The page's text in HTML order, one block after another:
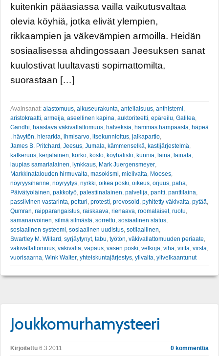
kuitenkin pääasiassa vailla vaikutusvaltaa
olevia köyhiä, jotka elivät ylempien,
rikkaampien ja väkevämpien armoilla. Heidän
sosiaalisessa ahdingossaan Jeesuksen sanat
kuulostivat luultavasti sopimattomilta,
suorastaan […]
Avainsanat: alastomuus, alkuseurakunta, anteliaisuus, anthistemi,
aristokraatti, armeija, aseellinen kapina, auktoriteetti, epäreilu, Galilea,
Gandhi, haastava väkivallattomuus, halveksia, hammas hampaasta, häpeä
, hävytön, hierarkia, ihmisarvo, itsekunnioitus, jalkapartio,
James B. Pritchard , Jeesus, Jumala, kämmenselkä, kastijärjestelmä,
katkeruus, kerjäläinen, korko, kosto, köyhälistö, kunnia, laina, lainata,
laupias samarialainen, lynkkaus, Mark Juergensmeyer,
Markkinatalouden hirmuvalta, masokismi, mielivalta, Mooses,
nöyryysihanne, nöyryytys, nyrkki, oikea poski, oikeus, orjuus, paha,
Päivätyöläinen, pakkotyö, palestiinalainen, palvelija, pantti, panttilaina,
passiivinen vastarinta, petturi, protesti, provosoid , pyhitetty väkivalta, pytää,
Qumran, raipparangaistus, raiskaava, rienaava, roomalaiset, ruotu,
samanarvoinen, silmä silmästä, sorrettu, sosiaalinen status,
sosiaalinen systeemi, sosiaalinen uudistus, sotilaallinen,
Swartley M. Willard , syrjäytynyt, tabu, työtön, väkivallattomuuden periaate,
väkivallattomuus, väkivalta, vapaus, vasen poski, velkoja, viha, viitta, virsta,
vuorisaarna, Wink Walter, yhteiskuntajärjestys, ylivalta, ylivelkaantunut
Joukkomurhamysteeri
Kirjoitettu 6.3.2011 0 kommenttia